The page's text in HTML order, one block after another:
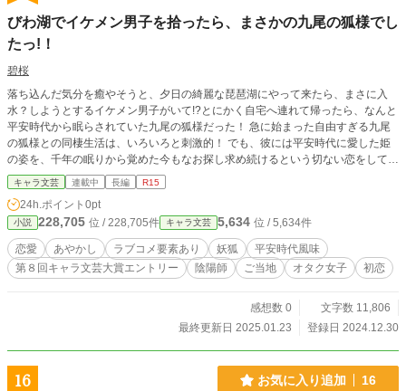
びわ湖でイケメン男子を拾ったら、まさかの九尾の狐様でし
たっ!！
碧桜
落ち込んだ気分を癒やそうと、夕日の綺麗な琵琶湖にやって来たら、まさに入
水？しようとするイケメン男子がいて!?とにかく自宅へ連れて帰ったら、なんと
平安時代から眠らされていた九尾の狐様だった！ 急に始まった自由すぎる九尾
の狐様との同棲生活は、いろいろと刺激的！ でも、彼には平安時代に愛した姫
の姿を、千年の眠りから覚めた今もなお探し求め続けるという切ない恋をしてい
た。そこへ私の高校時代の先輩がなんと蘆屋道満の末裔で、妖である九尾を封印
しようとしていて、また過去に封印した安倍晴明の孫の生まれ変わりまで出てき
て、急に私の周囲がややこしいことに。九尾の狐様の愛した姫の魂はまだこの世
にあり、再会？出来たのだけど、じつは彼が千年の眠りについた原因は彼女の願
いだった。 いったいこの先、私と九尾の狐様はどうなるの!?ラブコメ✕あやかし
✕ちょっぴり切ない恋のお話スタートです！
キャラ文芸 連載中 長編 R15
24h.ポイント 0pt
小説 228,705 位 / 228,705件 キャラ文芸 5,634 位 / 5,634件
恋愛 あやかし ラブコメ要素あり 妖狐
平安時代風味
第８回キャラ文芸大賞エントリー
陰陽師 ご当地 オタク女子 初恋
感想数 0
文字数 11,806
最終更新日 2025.01.23
登録日 2024.12.30
16 お気に入り追加 16